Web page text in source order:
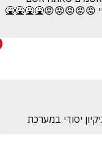
😡😡😡😡😡🤮🤮🤮🤮
יסודי במערכת